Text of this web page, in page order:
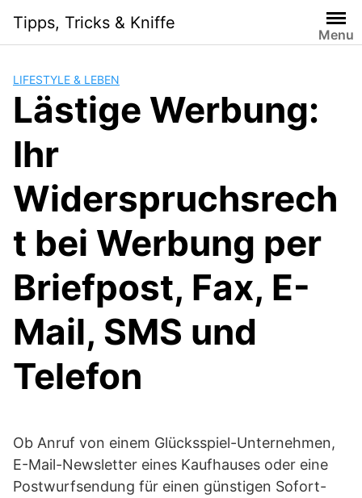
content
Tipps, Tricks & Kniffe
Menu
LIFESTYLE & LEBEN
Lästige Werbung:
Ihr
Widerspruchsrech
t bei Werbung per
Briefpost, Fax, E-
Mail, SMS und
Telefon
Ob Anruf von einem Glücksspiel-Unternehmen,
E-Mail-Newsletter eines Kaufhauses oder eine
Postwurfsendung für einen günstigen Sofort-